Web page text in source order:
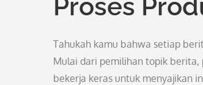
Proses
Tahukah kamu bahwa setiap
Mulai dari pemilihan topik berita,
bekerja keras untuk menyajikan